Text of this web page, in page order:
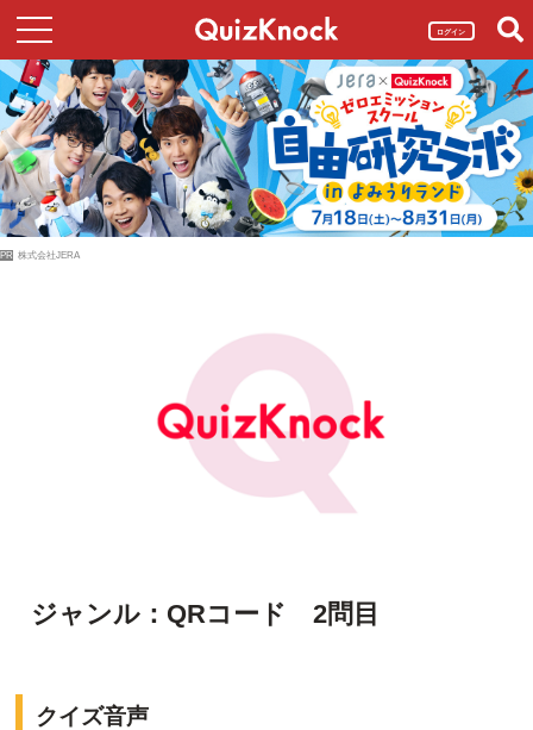
ログイン
PR 株式会社JERA
ジャンル：QRコード 2問目
クイズ音声